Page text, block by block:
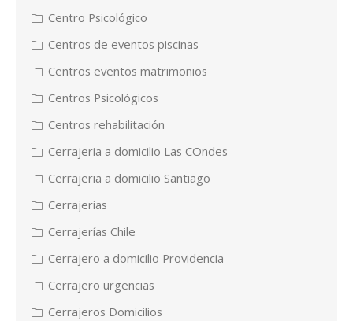
Centro Psicológico
Centros de eventos piscinas
Centros eventos matrimonios
Centros Psicológicos
Centros rehabilitación
Cerrajeria a domicilio Las COndes
Cerrajeria a domicilio Santiago
Cerrajerias
Cerrajerías Chile
Cerrajero a domicilio Providencia
Cerrajero urgencias
Cerrajeros Domicilios